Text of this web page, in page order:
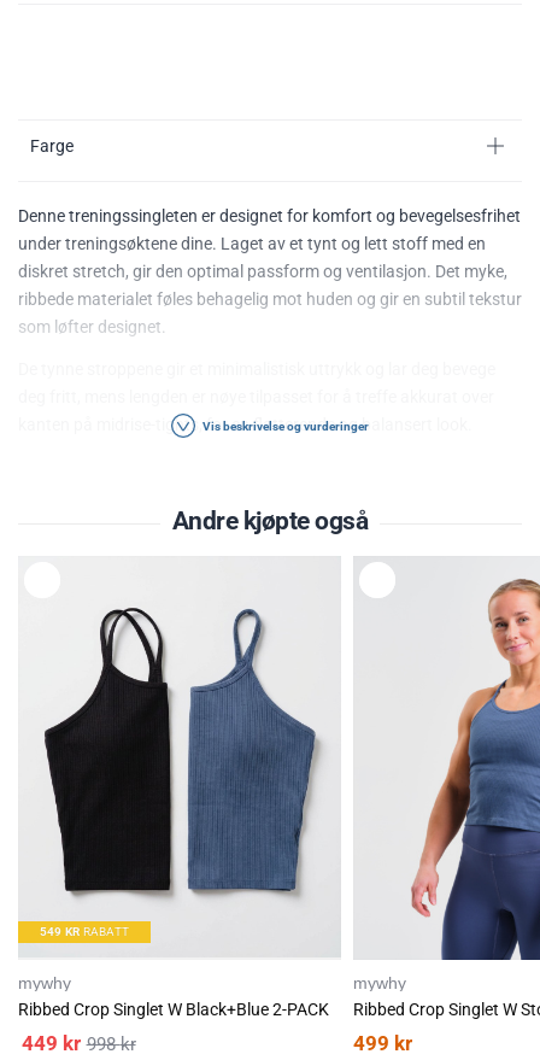
Farge
Denne treningssingleten er designet for komfort og bevegelsesfrihet
under treningsøktene dine. Laget av et tynt og lett stoff med en
diskret stretch, gir den optimal passform og ventilasjon. Det myke,
ribbede materialet føles behagelig mot huden og gir en subtil tekstur
som løfter designet.
kanten på midrise-tights, for en flatterende og balansert look.
Følg vaskeinstruksjonene på plagget.
Vis beskrivelse og vurderinger
Andre kjøpte også
549 KR RABATT
mywhy
Ribbed Crop Singlet W Black+Blue 2-PACK
998kr
449 kr
mywhy
Ribbed Crop Singlet W
499 kr